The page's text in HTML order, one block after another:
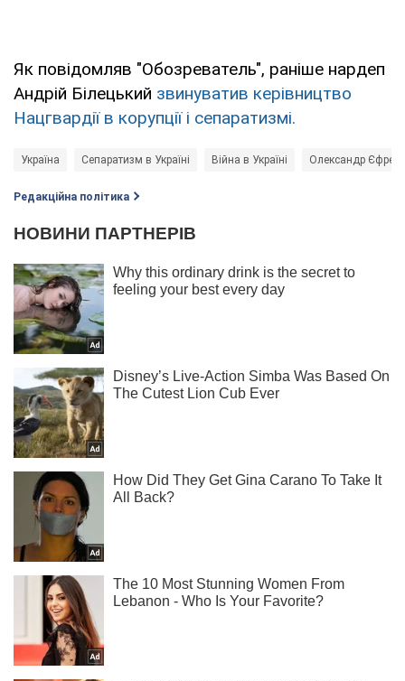
Як повідомляв "Обозреватель", раніше нардеп
Андрій Білецький звинуватив керівництво
Нацгвардії в корупції і сепаратизмі.
Україна Сепаратизм в Україні Війна в Україні Олександр
Редакційна політика